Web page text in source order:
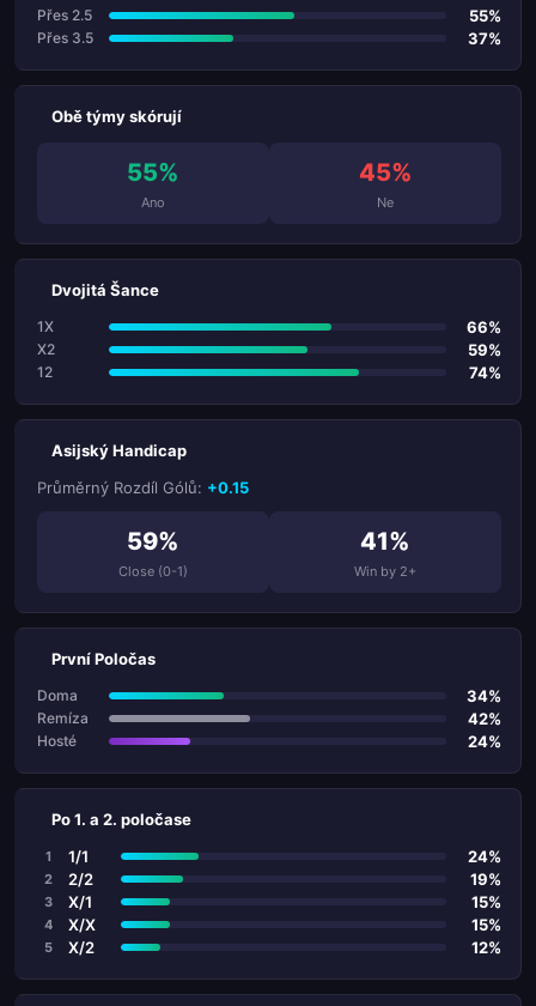
Přes 2.5 55%
Přes 3.5 37%
Obě týmy skórují
55%
Ano
45%
Ne
Dvojitá Šance
1X 66%
X2 59%
12 74%
Asijský Handicap
Průměrný Rozdíl Gólů: +0.15
59%
Close (0-1)
41%
Win by 2+
První Poločas
Doma 34%
Remíza 42%
Hosté 24%
Po 1. a 2. poločase
1 1/1 24%
2 2/2 19%
3 X/1 15%
4 X/X 15%
5 X/2 12%